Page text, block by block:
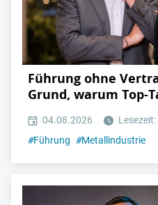
Führung ohne
Grund, warum Top-
04.08.2026
#Führung #Metallindustrie